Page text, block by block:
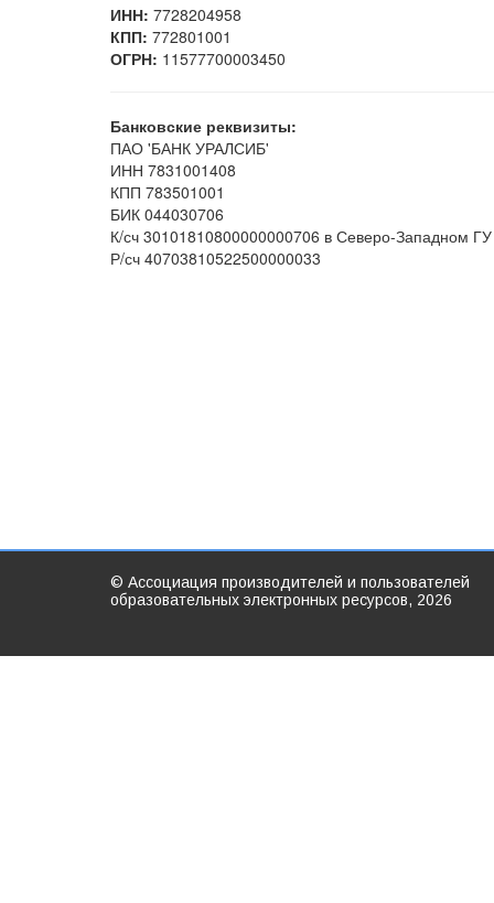
ИНН: 7728204958
КПП: 772801001
ОГРН: 11577700003450
Банковские реквизиты:
ПАО 'БАНК УРАЛСИБ'
ИНН 7831001408
КПП 783501001
БИК 044030706
К/сч 30101810800000000706 в Северо-Западном
Р/сч 40703810522500000033
© Ассоциация производителей и пользователей
образовательных электронных ресурсов, 2026